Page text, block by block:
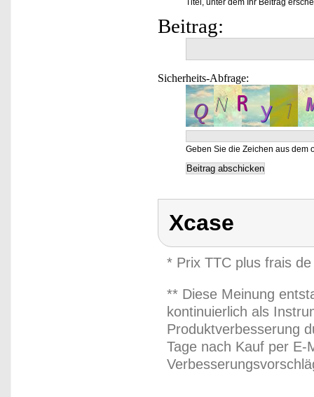
Titel, unter dem Ihr Beitrag
Beitrag:
Sicherheits-Abfrage:
Geben Sie die Zeichen aus dem
Xcase
* Prix TTC plus frais
** Diese Meinung
kontinuierlich als
Produktverbesserung
Tage nach Kauf per E-